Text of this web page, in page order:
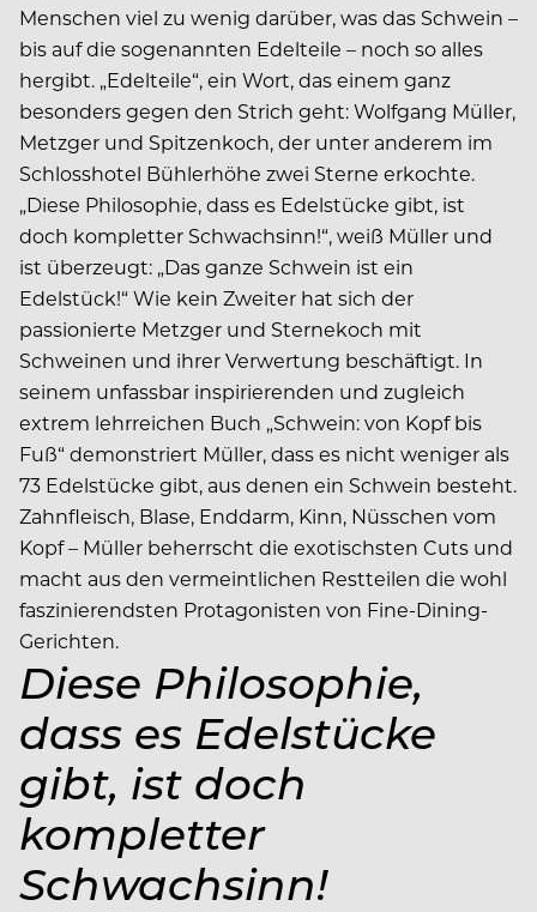
Menschen viel zu wenig darüber, was das Schwein –
bis auf die sogenannten Edelteile – noch so alles
hergibt. „Edelteile“, ein Wort, das einem ganz
besonders gegen den Strich geht: Wolfgang Müller,
Metzger und Spitzenkoch, der unter anderem im
Schlosshotel Bühlerhöhe zwei Sterne erkochte.
„Diese Philosophie, dass es Edelstücke gibt, ist
doch kompletter Schwachsinn!“, weiß Müller und
ist überzeugt: „Das ganze Schwein ist ein
Edelstück!“ Wie kein Zweiter hat sich der
passionierte Metzger und Sternekoch mit
Schweinen und ihrer Verwertung beschäftigt. In
seinem unfassbar inspirierenden und zugleich
extrem lehrreichen Buch „Schwein: von Kopf bis
Fuß“ demonstriert Müller, dass es nicht weniger als
73 Edelstücke gibt, aus denen ein Schwein besteht.
Zahnfleisch, Blase, Enddarm, Kinn, Nüsschen vom
Kopf – Müller beherrscht die exotischsten Cuts und
macht aus den vermeintlichen Restteilen die wohl
faszinierendsten Protagonisten von Fine-Dining-
Gerichten.
Diese Philosophie,
dass es Edelstücke
gibt, ist doch
kompletter
Schwachsinn!